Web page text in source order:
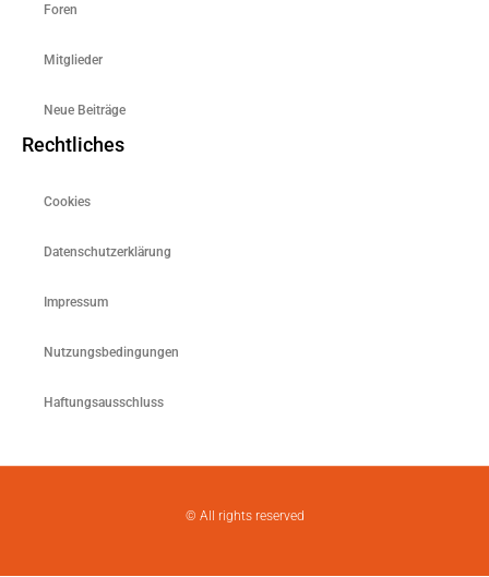
Foren
Mitglieder
Neue Beiträge
Rechtliches
Cookies
Datenschutzerklärung
Impressum
Nutzungsbedingungen
Haftungsausschluss
© All rights reserved